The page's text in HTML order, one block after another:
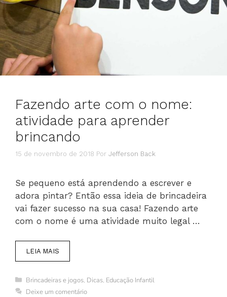
Fazendo arte com o nome:
atividade para aprender
brincando
15 de novembro de 2018 Por Jefferson Back
Se pequeno está aprendendo a escrever e
adora pintar? Então essa ideia de brincadeira
vai fazer sucesso na sua casa! Fazendo arte
com o nome é uma atividade muito legal …
LEIA MAIS
Categorias
Brincadeiras e jogos, Dicas, Educação Infantil
Deixe um comentário